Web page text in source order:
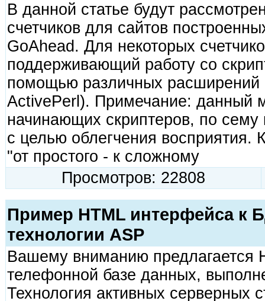
В данной статье будут
счетчиков для сайтов
GoAhead. Для некоторых
поддерживающий работу со
помощью различных расширений
ActivePerl). Примечание: данный
начинающих скриптеров, по
с целью облегчения
"от простого - к сложному
Просмотров: 22808
Пример HTML интерфейса к
технологии ASP
Вашему вниманию предлагается
телефонной базе данных,
Технология активных серверных